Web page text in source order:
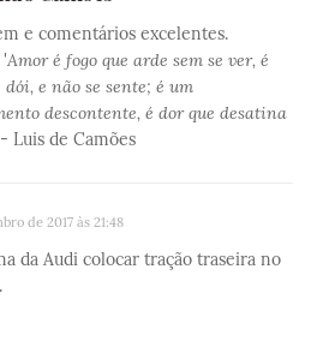
e comentários excelentes.
'Amor é fogo que arde sem se ver, é
e não se sente; é um
descontente, é dor que desatina
- Luis de Camões
de 2017 às 21:48
da Audi colocar tração traseira no